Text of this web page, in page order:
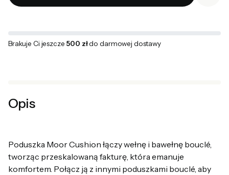
Brakuje Ci jeszcze 500 złdo darmowej dostawy
Opis
Poduszka Moor Cushion łączy wełnę i bawełnę bouclé,
tworząc przeskalowaną fakturę, która emanuje
komfortem. Połącz ją z innymi poduszkami bouclé, aby